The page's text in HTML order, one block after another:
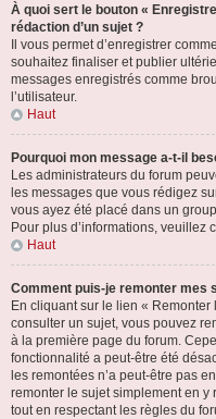
À quoi sert le bouton «
rédaction d’un sujet ?
Il vous permet d’enregistrer
souhaitez finaliser et publier
messages enregistrés comme
l’utilisateur.
Haut
Pourquoi mon message a-t-il
Les administrateurs du forum
les messages que vous rédigez
vous ayez été placé dans un
Pour plus d’informations, veuillez
Haut
Comment puis-je remonter mes
En cliquant sur le lien «
consulter un sujet, vous pouvez
à la première page du forum.
fonctionnalité a peut-être été
les remontées n’a peut-être pas
remonter le sujet simplement en
tout en respectant les règles du